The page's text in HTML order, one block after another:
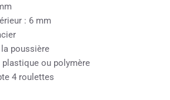
: 6 mm
poussière
plastique ou polymère
4 roulettes